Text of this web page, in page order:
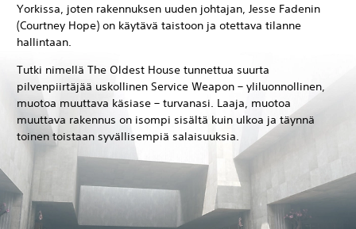
Yorkissa, joten rakennuksen uuden johtajan, Jesse Fadenin
(Courtney Hope) on käytävä taistoon ja otettava tilanne
hallintaan.
Tutki nimellä The Oldest House tunnettua suurta
pilvenpiirtäjää uskollinen Service Weapon – yliluonnollinen,
muotoa muuttava käsiase – turvanasi. Laaja, muotoa
muuttava rakennus on isompi sisältä kuin ulkoa ja täynnä
toinen toistaan syvällisempiä salaisuuksia.